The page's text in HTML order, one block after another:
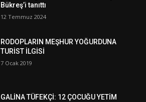
Bükreş’i tanıttı
12 Temmuz 2024
RODOPLARIN MEŞHUR YOĞURDUNA
TURİST İLGİSİ
7 Ocak 2019
GALİNA TÜFEKÇİ: 12 ÇOCUĞU YETİM